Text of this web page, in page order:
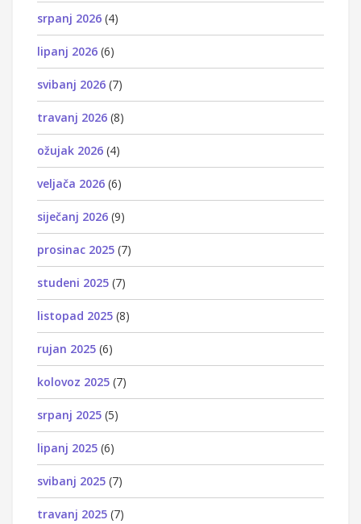
srpanj 2026 (4)
lipanj 2026 (6)
svibanj 2026 (7)
travanj 2026 (8)
ožujak 2026 (4)
veljača 2026 (6)
siječanj 2026 (9)
prosinac 2025 (7)
studeni 2025 (7)
listopad 2025 (8)
rujan 2025 (6)
kolovoz 2025 (7)
srpanj 2025 (5)
lipanj 2025 (6)
svibanj 2025 (7)
travanj 2025 (7)